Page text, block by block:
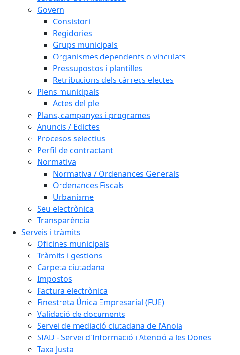
Govern
Consistori
Regidories
Grups municipals
Organismes dependents o vinculats
Pressupostos i plantilles
Retribucions dels càrrecs electes
Plens municipals
Actes del ple
Plans, campanyes i programes
Anuncis / Edictes
Procesos selectius
Perfil de contractant
Normativa
Normativa / Ordenances Generals
Ordenances Fiscals
Urbanisme
Seu electrònica
Transparència
Serveis i tràmits
Oficines municipals
Tràmits i gestions
Carpeta ciutadana
Impostos
Factura electrònica
Finestreta Única Empresarial (FUE)
Validació de documents
Servei de mediació ciutadana de l'Anoia
SIAD - Servei d'Informació i Atenció a les Dones
Taxa Justa